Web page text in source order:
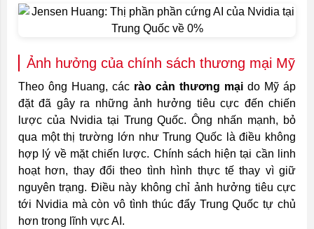
Ảnh hưởng của chính sách thương mại Mỹ
Theo ông Huang, các rào cản thương mại do Mỹ áp
đặt đã gây ra những ảnh hưởng tiêu cực đến chiến
lược của Nvidia tại Trung Quốc. Ông nhấn mạnh, bỏ
qua một thị trường lớn như Trung Quốc là điều không
hợp lý về mặt chiến lược. Chính sách hiện tại cần linh
hoạt hơn, thay đổi theo tình hình thực tế thay vì giữ
nguyên trạng. Điều này không chỉ ảnh hưởng tiêu cực
tới Nvidia mà còn vô tình thúc đẩy Trung Quốc tự chủ
hơn trong lĩnh vực AI.